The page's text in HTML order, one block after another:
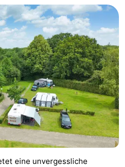
eine unvergessliche